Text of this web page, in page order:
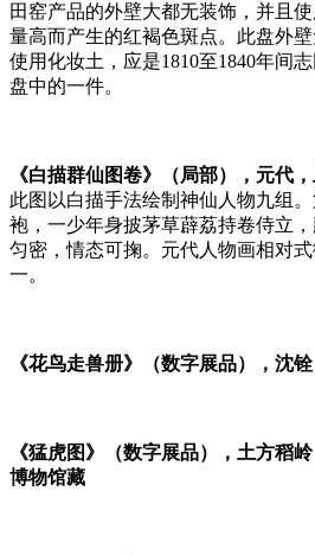
田窑产品的外壁大都无装饰，并且
量高而产生的红褐色斑点。此盘外
使用化妆土，应是1810至1840年间
盘中的一件。
《白描群仙图卷》（局部），元代
此图以白描手法绘制神仙人物九组
袍，一少年身披茅草薜荔持卷侍立
匀密，情态可掬。元代人物画相对
一。
《花鸟走兽册》（数字展品），沈
《猛虎图》（数字展品），土方稻
博物馆藏